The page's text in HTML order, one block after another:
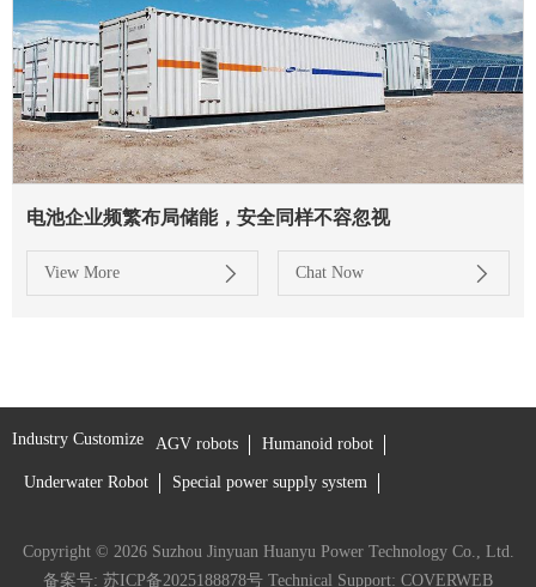
电池企业频繁布局储能，安全同样不容忽视
View More Chat Now
Industry Customize AGV robots Humanoid robot
Underwater Robot Special power supply system
Copyright © 2026 Suzhou Jinyuan Huanyu Power Technology Co., Ltd.
备案号: 苏ICP备2025188878号 Technical Support: COVERWEB